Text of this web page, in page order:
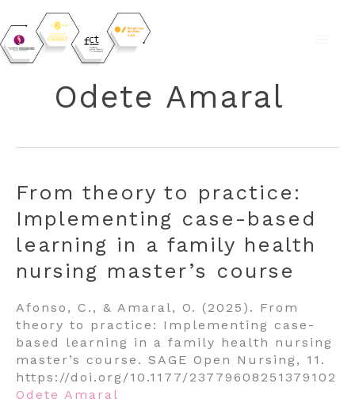
Skip
contentOdete Amaral
From theory to practice:
Implementing case-based
learning in a family health
nursing master’s course
Afonso, C., & Amaral, O. (2025). From
theory to practice: Implementing case-
based learning in a family health nursing
master’s course. SAGE Open Nursing, 11.
https://doi.org/10.1177/23779608251379102
Odete Amaral